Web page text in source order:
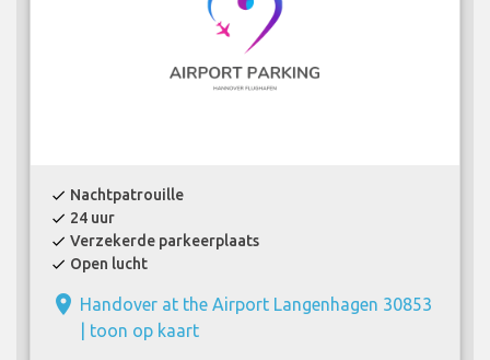
check Nachtpatrouille
check 24 uur
check Verzekerde parkeerplaats
check Open lucht
place Handover at the Airport Langenhagen 30853
toon op kaart